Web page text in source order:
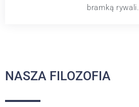
bramką rywali.
NASZA FILOZOFIA